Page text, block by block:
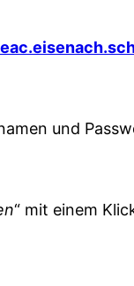
und
“ mit einem